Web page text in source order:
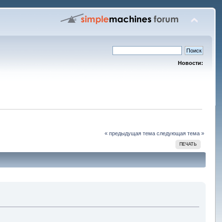
Новости:
« предыдущая тема следующая тема »
ПЕЧАТЬ